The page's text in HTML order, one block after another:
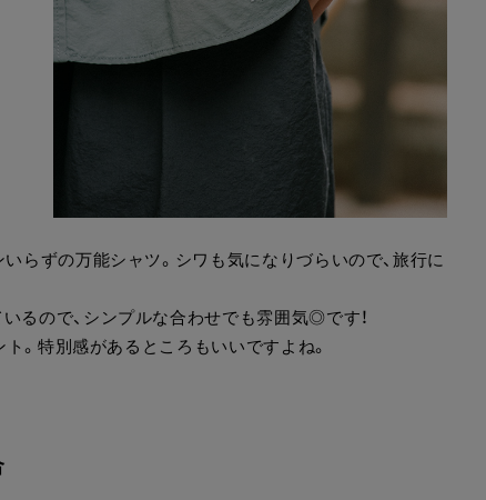
らずの万能シャツ。シワも気になりづらいので、旅行に
るので、シンプルな合わせでも雰囲気◎です！
。特別感があるところもいいですよね。